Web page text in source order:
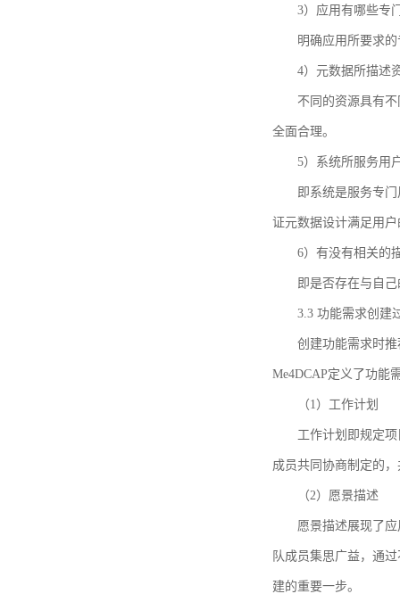
3）应用有哪些专
明确应用所要求
4）元数据所描述
不同的资源具有
全面合理。
5）系统所服务用
即系统是服务专
证元数据设计满足用
6）有没有相关的
即是否存在与自
3.3 功能需求创建
创建功能需求时推
Me4DCAP定义了功能
（1）工作计划
工作计划即规定
成员共同协商制定的
（2）愿景描述
愿景描述展现了
队成员集思广益，通
建的重要一步。